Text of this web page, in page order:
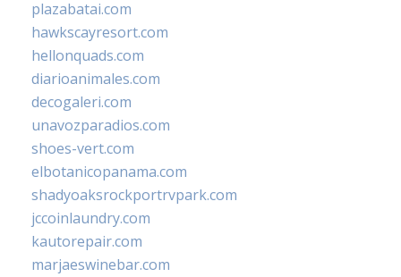
plazabatai.com
hawkscayresort.com
hellonquads.com
diarioanimales.com
decogaleri.com
unavozparadios.com
shoes-vert.com
elbotanicopanama.com
shadyoaksrockportrvpark.com
jccoinlaundry.com
kautorepair.com
marjaeswinebar.com